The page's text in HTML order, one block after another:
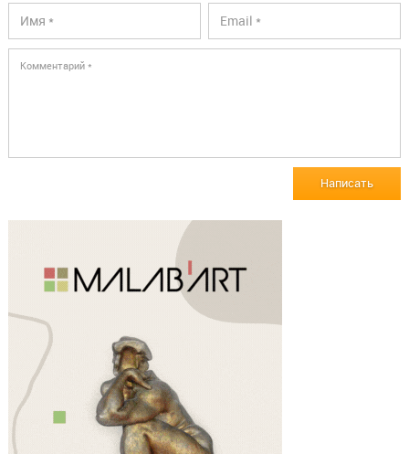
Написать